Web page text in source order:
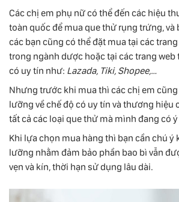
Các chị em phụ nữ có thể đến các hiệu
toàn quốc để mua que thử rụng trứng, và
các bạn cũng có thể đặt mua tại các
trong ngành dược hoặc tại các trang
có uy tín như: Lazada, Tiki, Shopee,…
Nhưng trước khi mua thì các chị em
lưỡng về chế độ có uy tín và thương hiệu
tất cả các loại que thử mà mình đang có
Khi lựa chọn mua hàng thì bạn cần chú ý
lưỡng nhằm đảm bảo phần bao bì vẫn
vẹn và kín, thời hạn sử dụng lâu dài.